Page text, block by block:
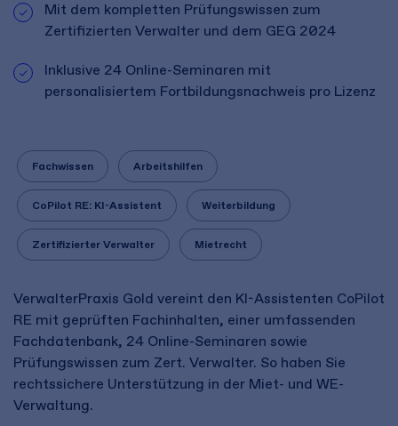
Mit dem kompletten Prüfungswissen zum
Zertifizierten Verwalter und dem GEG 2024
Inklusive 24 Online-Seminaren mit
personalisiertem Fortbildungsnachweis pro Lizenz
Fachwissen Arbeitshilfen
CoPilot RE: KI-Assistent Weiterbildung
Zertifizierter Verwalter Mietrecht
VerwalterPraxis Gold vereint den KI-Assistenten CoPilot
RE mit geprüften Fachinhalten, einer umfassenden
Fachdatenbank, 24 Online-Seminaren sowie
Prüfungswissen zum Zert. Verwalter. So haben Sie
rechtssichere Unterstützung in der Miet- und WE-
Verwaltung.